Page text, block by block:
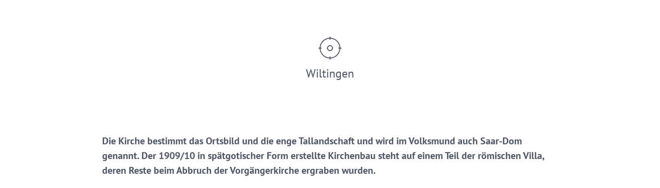
Wiltingen
Die Kirche bestimmt das Ortsbild und die enge Tallandschaft und wird im Volksmund auch Saar-Dom
genannt. Der 1909/10 in spätgotischer Form erstellte Kirchenbau steht auf einem Teil der römischen Villa,
deren Reste beim Abbruch der Vorgängerkirche ergraben wurden.